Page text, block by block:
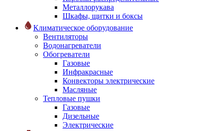
Металлорукава
Шкафы, щитки и боксы
Климатическое оборудование
Вентиляторы
Водонагреватели
Обогреватели
Газовые
Инфракрасные
Конвекторы электрические
Масляные
Тепловые пушки
Газовые
Дизельные
Электрические